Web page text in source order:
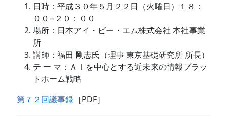
日時：平成３０年５月２２日（火曜日）１８：
００−２０：００
場所：日本アイ・ビー・エム株式会社 本社事業
所
講師：福田 剛志氏（理事 東京基礎研究所 所長）
テ ー マ：ＡＩを中心とする近未来の情報プラッ
トホーム戦略
第７２回議事録 ［PDF］